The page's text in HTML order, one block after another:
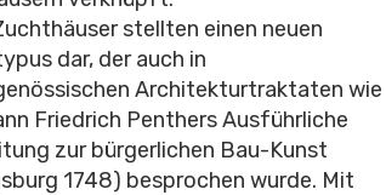
stellten einen neuen
dar, der auch in
Architekturtraktaten wie
Friedrich Penthers Ausführliche
zur bürgerlichen Bau-Kunst
1748) besprochen wurde. Mit